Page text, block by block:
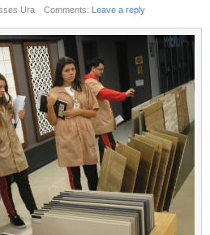
Ura Comments: Leave a reply